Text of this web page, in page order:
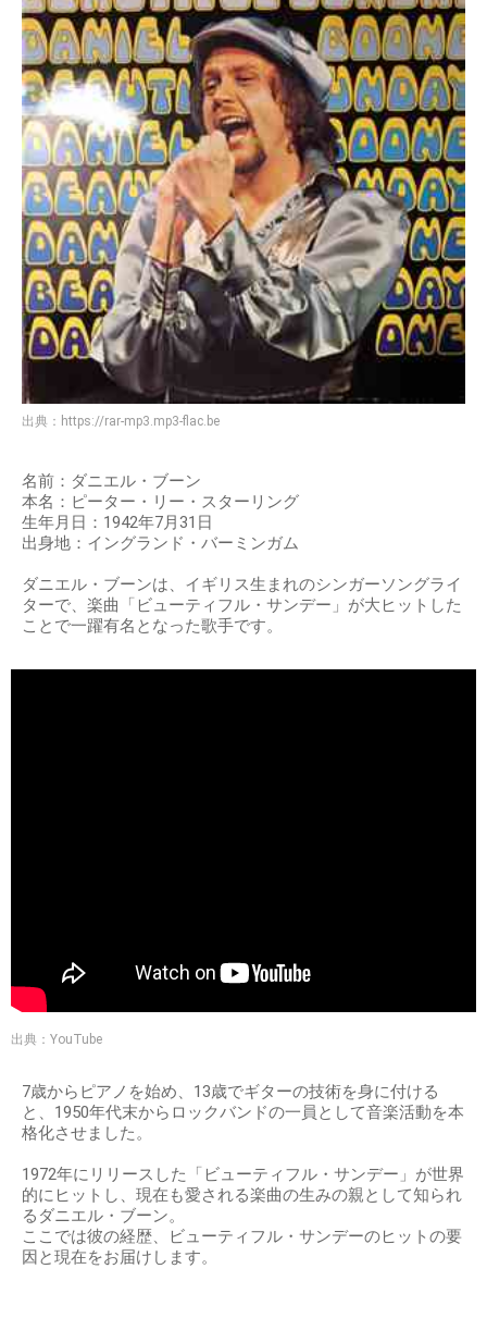
出典： https://rar-mp3.mp3-flac.be
名前：ダニエル・ブーン
本名：ピーター・リー・スターリング
生年月日：1942年7月31日
出身地：イングランド・バーミンガム
ダニエル・ブーンは、イギリス生まれのシンガーソングライ
ターで、楽曲「ビューティフル・サンデー」が大ヒットした
ことで一躍有名となった歌手です。
出典：YouTube
7歳からピアノを始め、13歳でギターの技術を身に付ける
と、1950年代末からロックバンドの一員として音楽活動を本
格化させました。
1972年にリリースした「ビューティフル・サンデー」が世界
的にヒットし、現在も愛される楽曲の生みの親として知られ
るダニエル・ブーン。
ここでは彼の経歴、ビューティフル・サンデーのヒットの要
因と現在をお届けします。